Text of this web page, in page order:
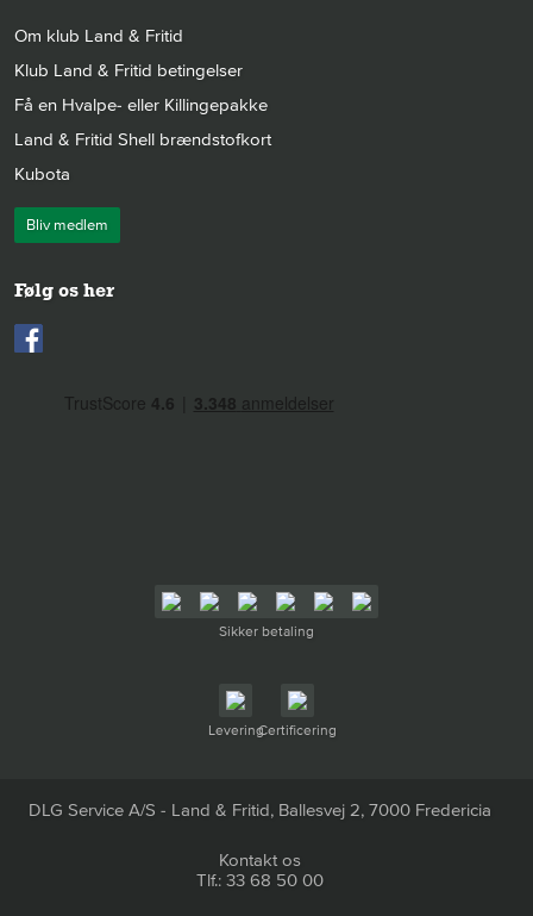
Om klub Land & Fritid
Klub Land & Fritid betingelser
Få en Hvalpe- eller Killingepakke
Land & Fritid Shell brændstofkort
Kubota
Bliv medlem
Følg os her
Sikker betaling
LeveringCertificering
DLG Service A/S - Land & Fritid, Ballesvej 2, 7000 Fredericia
Kontakt os
Tlf.: 33 68 50 00